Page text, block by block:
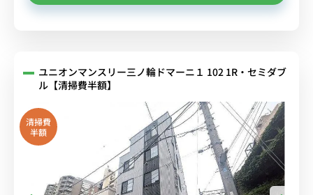
ユニオンマンスリー三ノ輪ドマーニ１ 102 1R・セミダブ
ル【清掃費半額】
清掃費
半額